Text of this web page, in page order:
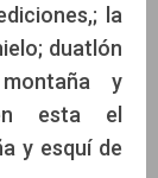
la
duatlón
y
esta el
y esquí de